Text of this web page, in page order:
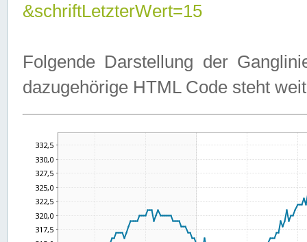
&schriftLetzterWert=15
Folgende Darstellung der
dazugehörige HTML Code steht